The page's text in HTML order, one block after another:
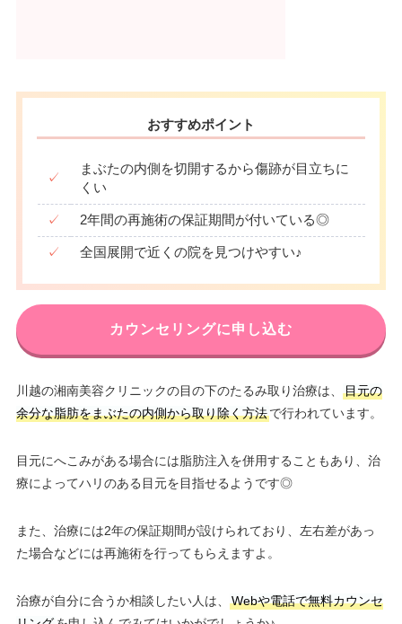
おすすめポイント
✓
まぶたの内側を切開するから傷跡が目立ちに
くい
✓ 2年間の再施術の保証期間が付いている◎
✓ 全国展開で近くの院を見つけやすい♪
カウンセリングに申し込む
川越の湘南美容クリニックの目の下のたるみ取り治療は、
目元の
余分な脂肪をまぶたの内側から取り除く方法で行われています。
目元にへこみがある場合には脂肪注入を併用することもあり、治
療によってハリのある目元を目指せるようです◎
また、治療には2年の保証期間が設けられており、左右差があっ
た場合などには再施術を行ってもらえますよ。
治療が自分に合うか相談したい人は、
Webや電話で無料カウンセ